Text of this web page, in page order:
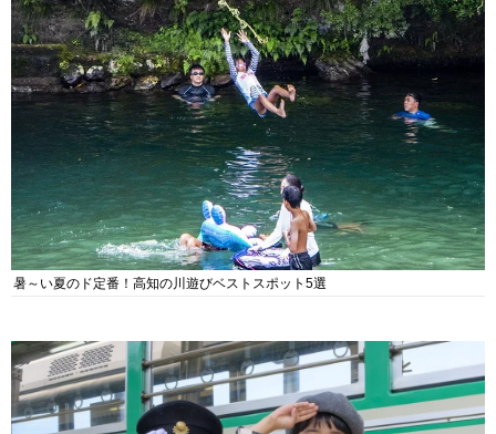
暑～い夏のド定番！高知の川遊びベストスポット5選